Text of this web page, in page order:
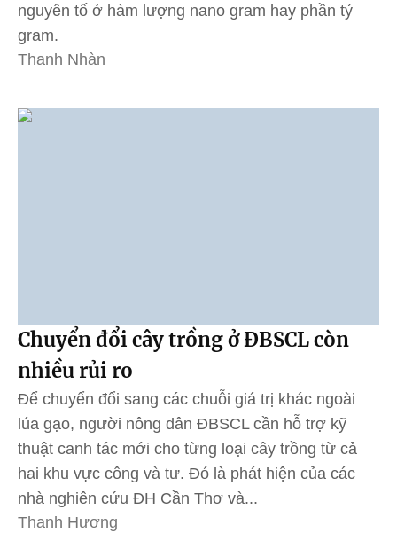
nguyên tố ở hàm lượng nano gram hay phần tỷ
gram.
Thanh Nhàn
Chuyển đổi cây trồng ở ĐBSCL còn
nhiều rủi ro
Để chuyển đổi sang các chuỗi giá trị khác ngoài
lúa gạo, người nông dân ĐBSCL cần hỗ trợ kỹ
thuật canh tác mới cho từng loại cây trồng từ cả
hai khu vực công và tư. Đó là phát hiện của các
nhà nghiên cứu ĐH Cần Thơ và...
Thanh Hương